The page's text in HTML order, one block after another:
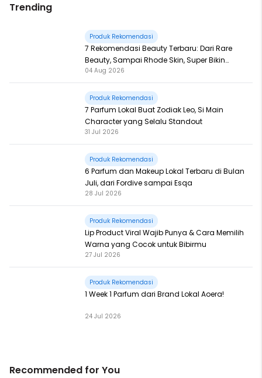
Trending
Produk Rekomendasi
7 Rekomendasi Beauty Terbaru: Dari Rare
Beauty, Sampai Rhode Skin, Super Bikin
Fomo
04 Aug 2026
Produk Rekomendasi
7 Parfum Lokal Buat Zodiak Leo, Si Main
Character yang Selalu Standout
31 Jul 2026
Produk Rekomendasi
6 Parfum dan Makeup Lokal Terbaru di Bulan
Juli, dari Fordive sampai Esqa
28 Jul 2026
Produk Rekomendasi
Lip Product Viral Wajib Punya & Cara Memilih
Warna yang Cocok untuk Bibirmu
27 Jul 2026
Produk Rekomendasi
1 Week 1 Parfum dari Brand Lokal Aoera!
24 Jul 2026
Recommended for You